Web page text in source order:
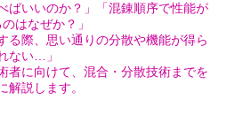
ばいいのか？」「混錬順序で性能が
はなぜか？」
る際、思い通りの分散や機能が得ら
ない…」
者に向けて、混合・分散技術までを
解説します。